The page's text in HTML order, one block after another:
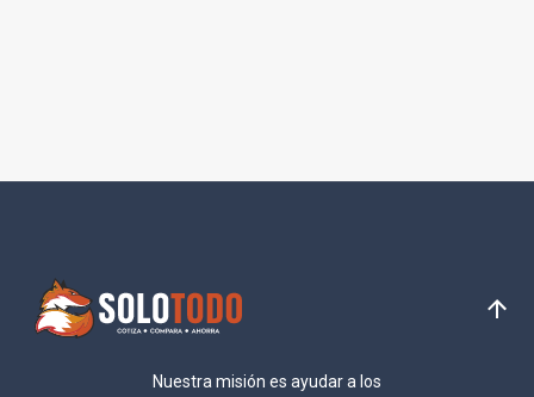
Nuestra misión es ayudar a los